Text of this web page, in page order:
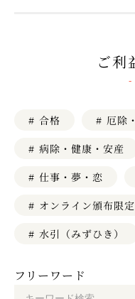
ご利
-
# 合格 # 厄除
# 病除・健康・安産
# 仕事・夢・恋
# オンライン頒布限定
# 水引（みずひき）
フリーワード